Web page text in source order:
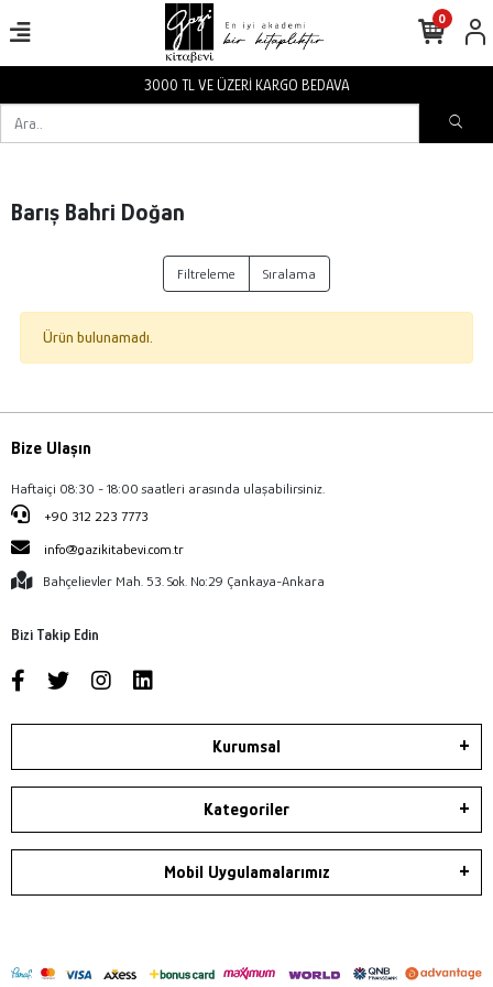
3000 TL VE ÜZERİ KARGO BEDAVA
0
Barış Bahri Doğan
Filtreleme Sıralama
Ürün bulunamadı.
Bize Ulaşın
Haftaiçi 08:30 - 18:00 saatleri arasında ulaşabilirsiniz.
+90 312 223 7773
info@gazikitabevi.com.tr
Bahçelievler Mah. 53. Sok. No:29 Çankaya-Ankara
Bizi Takip Edin
Kurumsal
Kategoriler
Mobil Uygulamalarımız